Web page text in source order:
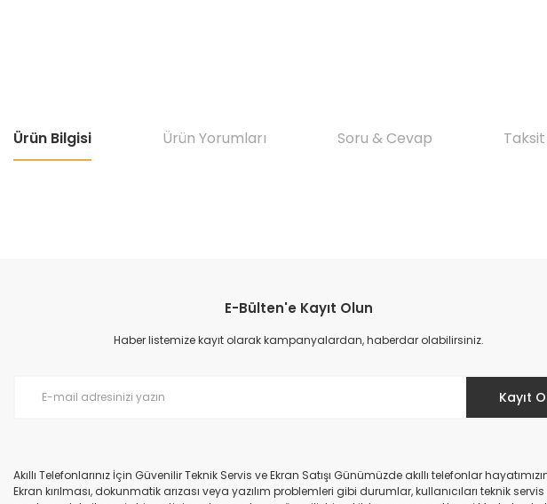
Ürün Bilgisi Ürün Yorumları Soru & Cevap
Ürün resmi kalitesiz, bozuk veya görüntülenemiyor.
Ürün açıklamasında eksik bilgiler bulunuyor.
E-Bülten'e Kayıt Olun
Haber listemize kayıt olarak kampanyalardan, haberdar olabilirsiniz.
Kayıt
Akıllı Telefonlarınız İçin Güvenilir Teknik Servis ve Ekran Satışı Günümüzde akıllı telefonlar
Ekran kırılması, dokunmatik arızası veya yazılım problemleri gibi durumlar, kullanıcıları teknik